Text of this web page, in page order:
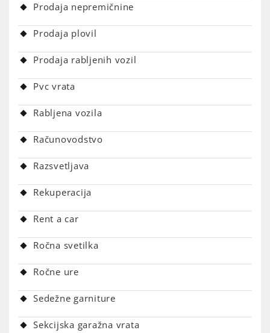
Prodaja nepremičnine
Prodaja plovil
Prodaja rabljenih vozil
Pvc vrata
Rabljena vozila
Računovodstvo
Razsvetljava
Rekuperacija
Rent a car
Ročna svetilka
Ročne ure
Sedežne garniture
Sekcijska garažna vrata